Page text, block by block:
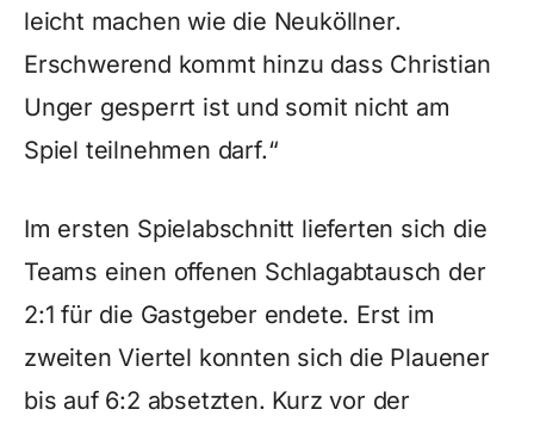
leicht machen wie die Neuköllner.
Erschwerend kommt hinzu dass Christian
Unger gesperrt ist und somit nicht am
Spiel teilnehmen darf.“
Im ersten Spielabschnitt lieferten sich die
Teams einen offenen Schlagabtausch der
2:1 für die Gastgeber endete. Erst im
zweiten Viertel konnten sich die Plauener
bis auf 6:2 absetzten. Kurz vor der